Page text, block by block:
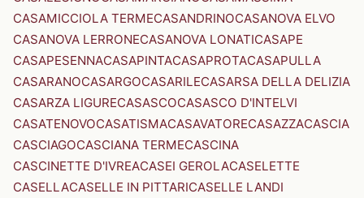
CASAMICCIOLA TERMECASANDRINOCASANOVA ELVO
CASANOVA LERRONECASANOVA LONATICASAPE
CASAPESENNACASAPINTACASAPROTACASAPULLA
CASARANOCASARGOCASARILECASARSA DELLA DELIZIA
CASARZA LIGURECASASCOCASASCO D'INTELVI
CASATENOVOCASATISMACASAVATORECASAZZACASCIA
CASCIAGOCASCIANA TERMECASCINA
CASCINETTE D'IVREACASEI GEROLACASELETTE
CASELLACASELLE IN PITTARICASELLE LANDI